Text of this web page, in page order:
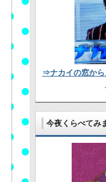
⇒ナカイの窓から
今夜くらべて